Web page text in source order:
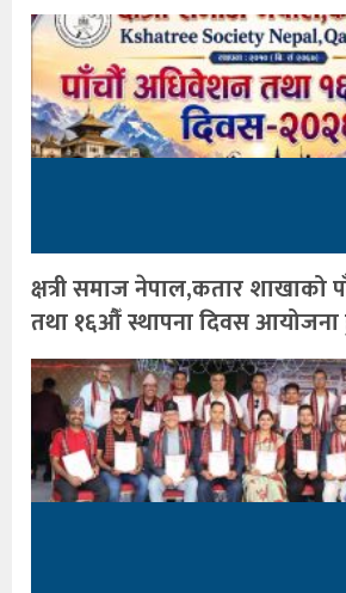
क्षत्री समाज नेपाल,कतार शाखाको
तथा १६औँ स्थापना दिवस